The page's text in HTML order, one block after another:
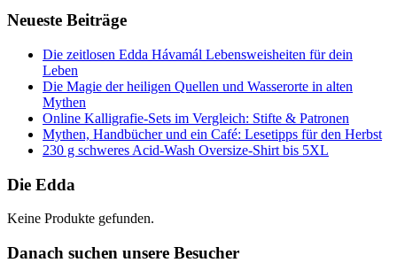
Neueste Beiträge
Die zeitlosen Edda Hávamál Lebensweisheiten für dein
Leben
Die Magie der heiligen Quellen und Wasserorte in alten
Mythen
Online Kalligrafie‑Sets im Vergleich: Stifte & Patronen
Mythen, Handbücher und ein Café: Lesetipps für den Herbst
230 g schweres Acid-Wash Oversize-Shirt bis 5XL
Die Edda
Keine Produkte gefunden.
Danach suchen unsere Besucher